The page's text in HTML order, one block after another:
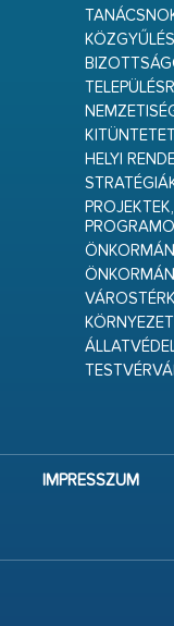
HELYI
IMPRESSZUM